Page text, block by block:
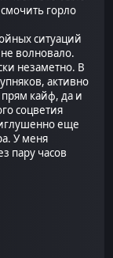
смочить горло
ситуаций
волновало.
незаметно. В
активно
кайф, да и
соцветия
еще
У меня
пару часов